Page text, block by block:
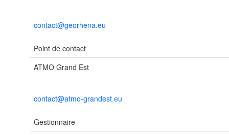
contact@georhena.eu
Point de contact
ATMO Grand Est
contact@atmo-grandest.eu
Gestionnaire